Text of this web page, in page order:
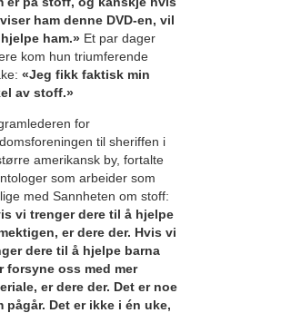
ham denne DVD-en, vil
ham.» Et par dager
kom hun triumferende
«Jeg fikk faktisk min
av stoff.»
for
til sheriffen i
amerikansk by, fortalte
som arbeider som
med Sannheten om stoff:
vi trenger dere til å hjelpe
er dere der. Hvis vi
dere til å hjelpe barna
forsyne oss med mer
er dere der. Det er noe
pågår. Det er ikke i én uke,